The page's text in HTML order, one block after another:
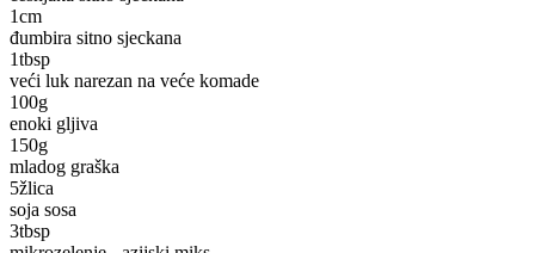
1cm
đumbira sitno sjeckana
1tbsp
veći luk narezan na veće komade
100g
enoki gljiva
150g
mladog graška
5žlica
soja sosa
3tbsp